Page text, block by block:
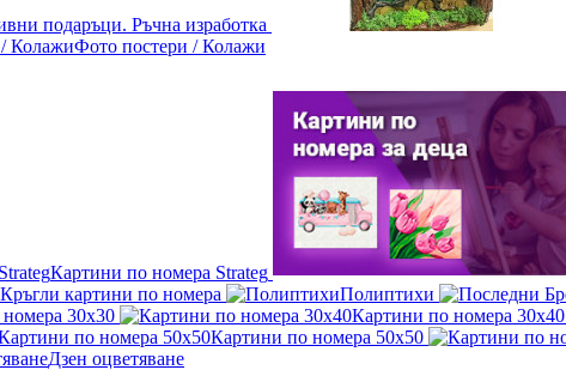
подаръци. Ръчна изработка
Фото постери / Колажи
Картини по номера Strateg
Кръгли картини по номера Полиптихи
30x30 Картини по номера 30x40
Картини по номера 50x50
Дзен оцветяване